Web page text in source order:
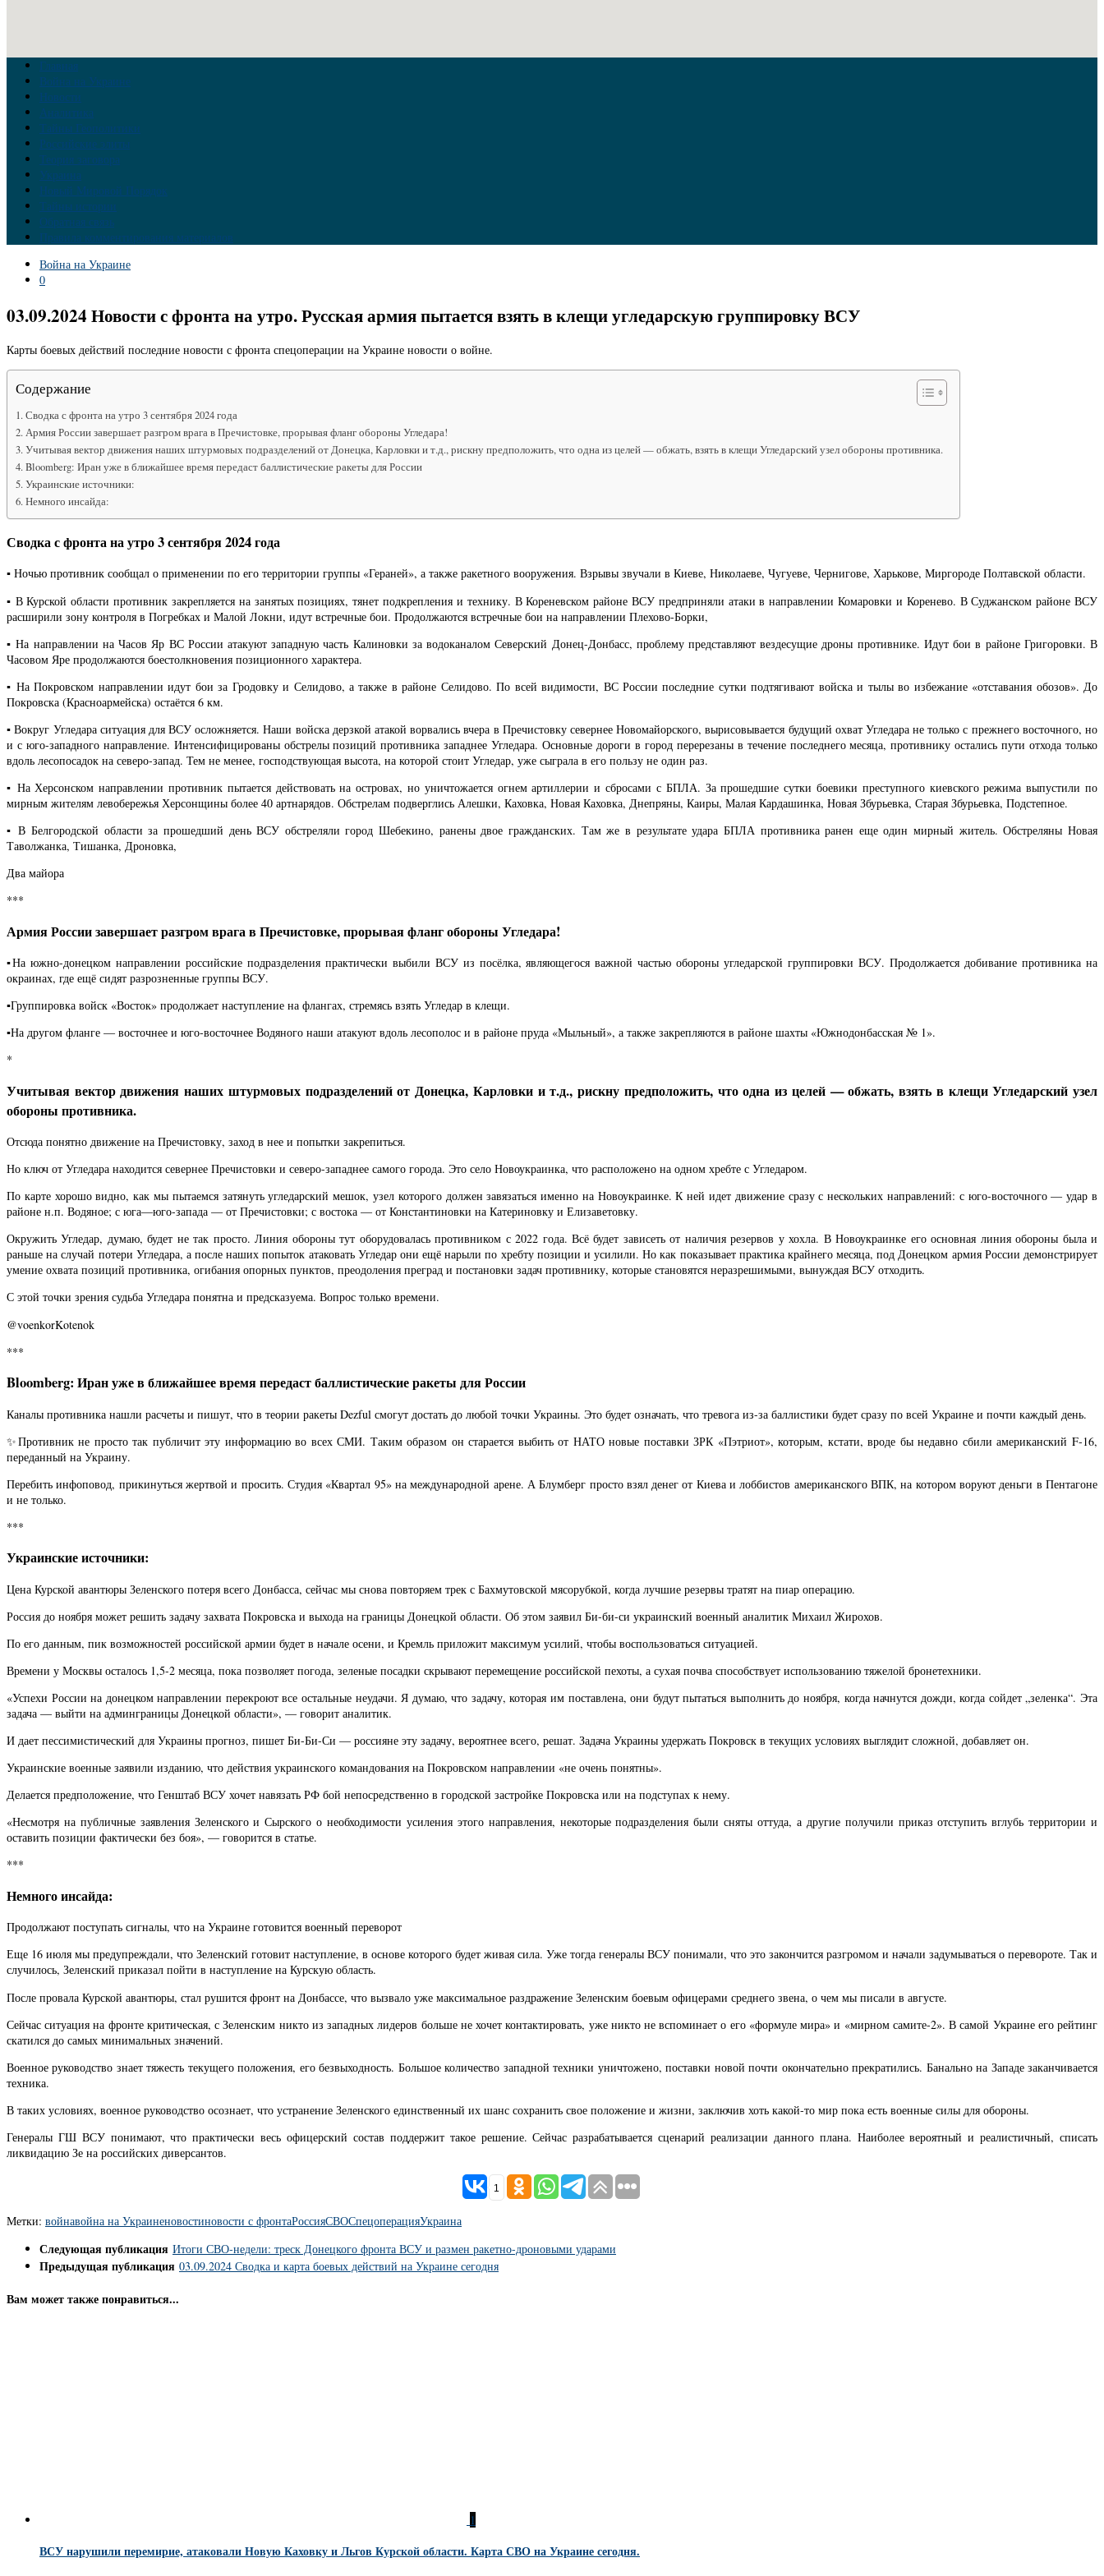
Главная
Война на Украине
Новости
Аналитика
Тайны Геополитики
Российские элиты
Теория заговора
Украина
Новый Мировой Порядок
Тайны истории
Обратная связь
Правила комментирования материалов
Война на Украине
0
03.09.2024 Новости с фронта на утро. Русская армия пытается взять в клещи угледарскую группировку ВСУ
Карты боевых действий последние новости с фронта спецоперации на Украине новости о войне.
Содержание
Сводка с фронта на утро 3 сентября 2024 года
Армия России завершает разгром врага в Пречистовке, прорывая фланг обороны Угледара!
Учитывая вектор движения наших штурмовых подразделений от Донецка, Карловки и т.д., рискну предположить, что одна из целей — обжать, взять в клещи Угледарский узел обороны противника.
Bloomberg: Иран уже в ближайшее время передаст баллистические ракеты для России
Украинские источники:
Немного инсайда:
Сводка с фронта на утро 3 сентября 2024 года
▪️ Ночью противник сообщал о применении по его территории группы «Гераней», а также ракетного вооружения. Взрывы звучали в Киеве, Николаеве, Чугуеве, Чернигове, Харькове, Миргороде Полтавской области.
▪️ В Курской области противник закрепляется на занятых позициях, тянет подкрепления и технику. В Кореневском районе ВСУ предприняли атаки в направлении Комаровки и Коренево. В Суджанском районе ВСУ
расширили зону контроля в Погребках и Малой Локни, идут встречные бои. Продолжаются встречные бои на направлении Плехово-Борки,
▪️ На направлении на Часов Яр ВС России атакуют западную часть Калиновки за водоканалом Северский Донец-Донбасс, проблему представляют вездесущие дроны противнике. Идут бои в районе Григоровки. В
Часовом Яре продолжаются боестолкновения позиционного характера.
▪️ На Покровском направлении идут бои за Гродовку и Селидово, а также в районе Селидово. По всей видимости, ВС России последние сутки подтягивают войска и тылы во избежание «отставания обозов». До
Покровска (Красноармейска) остаётся 6 км.
▪️ Вокруг Угледара ситуация для ВСУ осложняется. Наши войска дерзкой атакой ворвались вчера в Пречистовку севернее Новомайорского, вырисовывается будущий охват Угледара не только с прежнего восточного, но
и с юго-западного направление. Интенсифицированы обстрелы позиций противника западнее Угледара. Основные дороги в город перерезаны в течение последнего месяца, противнику остались пути отхода только
вдоль лесопосадок на северо-запад. Тем не менее, господствующая высота, на которой стоит Угледар, уже сыграла в его пользу не один раз.
▪️ На Херсонском направлении противник пытается действовать на островах, но уничтожается огнем артиллерии и сбросами с БПЛА. За прошедшие сутки боевики преступного киевского режима выпустили по
мирным жителям левобережья Херсонщины более 40 артнарядов. Обстрелам подверглись Алешки, Каховка, Новая Каховка, Днепряны, Каиры, Малая Кардашинка, Новая Збурьевка, Старая Збурьевка, Подстепное.
▪️ В Белгородской области за прошедший день ВСУ обстреляли город Шебекино, ранены двое гражданских. Там же в результате удара БПЛА противника ранен еще один мирный житель. Обстреляны Новая
Таволжанка, Тишанка, Дроновка,
Два майора
***
Армия России завершает разгром врага в Пречистовке, прорывая фланг обороны Угледара!
▪️На южно-донецком направлении российские подразделения практически выбили ВСУ из посёлка, являющегося важной частью обороны угледарской группировки ВСУ. Продолжается добивание противника на
окраинах, где ещё сидят разрозненные группы ВСУ.
▪️Группировка войск «Восток» продолжает наступление на флангах, стремясь взять Угледар в клещи.
▪️На другом фланге — восточнее и юго-восточнее Водяного наши атакуют вдоль лесополос и в районе пруда «Мыльный», а также закрепляются в районе шахты «Южнодонбасская № 1».
*
Учитывая вектор движения наших штурмовых подразделений от Донецка, Карловки и т.д., рискну предположить, что одна из целей — обжать, взять в клещи Угледарский узел
обороны противника.
Отсюда понятно движение на Пречистовку, заход в нее и попытки закрепиться.
Но ключ от Угледара находится севернее Пречистовки и северо-западнее самого города. Это село Новоукраинка, что расположено на одном хребте с Угледаром.
По карте хорошо видно, как мы пытаемся затянуть угледарский мешок, узел которого должен завязаться именно на Новоукраинке. К ней идет движение сразу с нескольких направлений: с юго-восточного — удар в
районе н.п. Водяное; с юга—юго-запада — от Пречистовки; с востока — от Константиновки на Катериновку и Елизаветовку.
Окружить Угледар, думаю, будет не так просто. Линия обороны тут оборудовалась противником с 2022 года. Всё будет зависеть от наличия резервов у хохла. В Новоукраинке его основная линия обороны была и
раньше на случай потери Угледара, а после наших попыток атаковать Угледар они ещё нарыли по хребту позиции и усилили. Но как показывает практика крайнего месяца, под Донецком армия России демонстрирует
умение охвата позиций противника, огибания опорных пунктов, преодоления преград и постановки задач противнику, которые становятся неразрешимыми, вынуждая ВСУ отходить.
С этой точки зрения судьба Угледара понятна и предсказуема. Вопрос только времени.
@voenkorKotenok
***
Bloomberg: Иран уже в ближайшее время передаст баллистические ракеты для России
Каналы противника нашли расчеты и пишут, что в теории ракеты Dezful смогут достать до любой точки Украины. Это будет означать, что тревога из-за баллистики будет сразу по всей Украине и почти каждый день.
✨Противник не просто так публичит эту информацию во всех СМИ. Таким образом он старается выбить от НАТО новые поставки ЗРК «Пэтриот», которым, кстати, вроде бы недавно сбили американский F-16,
переданный на Украину.
Перебить инфоповод, прикинуться жертвой и просить. Студия «Квартал 95» на международной арене. А Блумберг просто взял денег от Киева и лоббистов американского ВПК, на котором воруют деньги в Пентагоне
и не только.
***
Украинские источники:
Цена Курской авантюры Зеленского потеря всего Донбасса, сейчас мы снова повторяем трек с Бахмутовской мясорубкой, когда лучшие резервы тратят на пиар операцию.
Россия до ноября может решить задачу захвата Покровска и выхода на границы Донецкой области. Об этом заявил Би-би-си украинский военный аналитик Михаил Жирохов.
По его данным, пик возможностей российской армии будет в начале осени, и Кремль приложит максимум усилий, чтобы воспользоваться ситуацией.
Времени у Москвы осталось 1,5-2 месяца, пока позволяет погода, зеленые посадки скрывают перемещение российской пехоты, а сухая почва способствует использованию тяжелой бронетехники.
«Успехи России на донецком направлении перекроют все остальные неудачи. Я думаю, что задачу, которая им поставлена, они будут пытаться выполнить до ноября, когда начнутся дожди, когда сойдет „зеленка“. Эта
задача — выйти на админграницы Донецкой области», — говорит аналитик.
И дает пессимистический для Украины прогноз, пишет Би-Би-Си — россияне эту задачу, вероятнее всего, решат. Задача Украины удержать Покровск в текущих условиях выглядит сложной, добавляет он.
Украинские военные заявили изданию, что действия украинского командования на Покровском направлении «не очень понятны».
Делается предположение, что Генштаб ВСУ хочет навязать РФ бой непосредственно в городской застройке Покровска или на подступах к нему.
«Несмотря на публичные заявления Зеленского и Сырского о необходимости усиления этого направления, некоторые подразделения были сняты оттуда, а другие получили приказ отступить вглубь территории и
оставить позиции фактически без боя», — говорится в статье.
***
Немного инсайда:
Продолжают поступать сигналы, что на Украине готовится военный переворот
Еще 16 июля мы предупреждали, что Зеленский готовит наступление, в основе которого будет живая сила. Уже тогда генералы ВСУ понимали, что это закончится разгромом и начали задумываться о перевороте. Так и
случилось, Зеленский приказал пойти в наступление на Курскую область.
После провала Курской авантюры, стал рушится фронт на Донбассе, что вызвало уже максимальное раздражение Зеленским боевым офицерами среднего звена, о чем мы писали в августе.
Сейчас ситуация на фронте критическая, с Зеленским никто из западных лидеров больше не хочет контактировать, уже никто не вспоминает о его «формуле мира» и «мирном самите-2». В самой Украине его рейтинг
скатился до самых минимальных значений.
Военное руководство знает тяжесть текущего положения, его безвыходность. Большое количество западной техники уничтожено, поставки новой почти окончательно прекратились. Банально на Западе заканчивается
техника.
В таких условиях, военное руководство осознает, что устранение Зеленского единственный их шанс сохранить свое положение и жизни, заключив хоть какой-то мир пока есть военные силы для обороны.
Генералы ГШ ВСУ понимают, что практически весь офицерский состав поддержит такое решение. Сейчас разрабатывается сценарий реализации данного плана. Наиболее вероятный и реалистичный, списать
ликвидацию Зе на российских диверсантов.
1
Метки: войнавойна на Украиненовостиновости с фронтаРоссияСВОСпецоперацияУкраина
Следующая публикация Итоги СВО-недели: треск Донецкого фронта ВСУ и размен ракетно-дроновыми ударами
Предыдущая публикация 03.09.2024 Сводка и карта боевых действий на Украине сегодня
Вам может также понравиться...
1
ВСУ нарушили перемирие, атаковали Новую Каховку и Льгов Курской области. Карта СВО на Украине сегодня.